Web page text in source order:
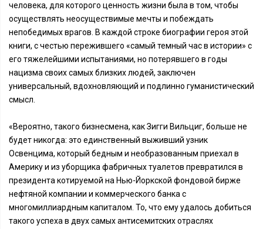
человека, для которого ценность жизни была в том, чтобы
осуществлять неосуществимые мечты и побеждать
непобедимых врагов. В каждой строке биографии героя этой
книги, с честью пережившего «самый темный час в истории» с
его тяжелейшими испытаниями, но потерявшего в годы
нацизма своих самых близких людей, заключен
универсальный, вдохновляющий и подлинно гуманистический
смысл.
«Вероятно, такого бизнесмена, как Зигги Вильциг, больше не
будет никогда: это единственный выживший узник
Освенцима, который бедным и необразованным приехал в
Америку и из уборщика фабричных туалетов превратился в
президента котируемой на Нью-Йоркской фондовой бирже
нефтяной компании и коммерческого банка с
многомиллиардным капиталом. То, что ему удалось добиться
такого успеха в двух самых антисемитских отраслях